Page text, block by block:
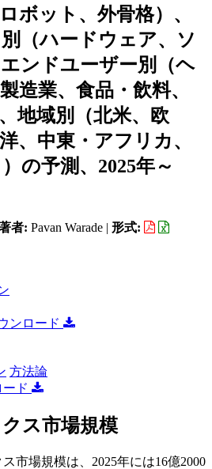
ボット、外骨格）、
（ハードウェア、ソ
ンドユーザー別（ヘ
造業、食品・飲料、
地域別（北米、欧
、中東・アフリカ、
の予測、2025年～
者: Pavan Warade | 形式:
ンロード
方法論
ド
ス市場規模
市場規模は、2025年には16億2000